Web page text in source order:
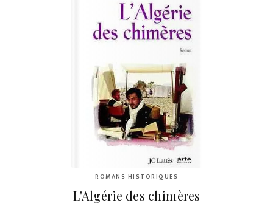
ROMANS HISTORIQUES
L'Algérie des chimères